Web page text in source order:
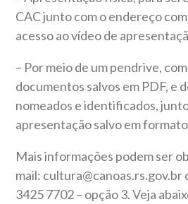
CAC junto com o endereço
acesso ao vídeo de
– Por meio de um pendrive,
documentos salvos em PDF, e
nomeados e identificados,
apresentação salvo em
Mais informações podem ser
mail:
3425 7702 – opção 3. Veja